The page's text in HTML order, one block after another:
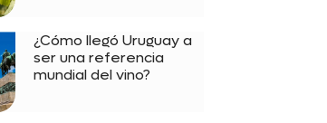
¿Cómo llegó Uruguay a
ser una referencia
mundial del vino?